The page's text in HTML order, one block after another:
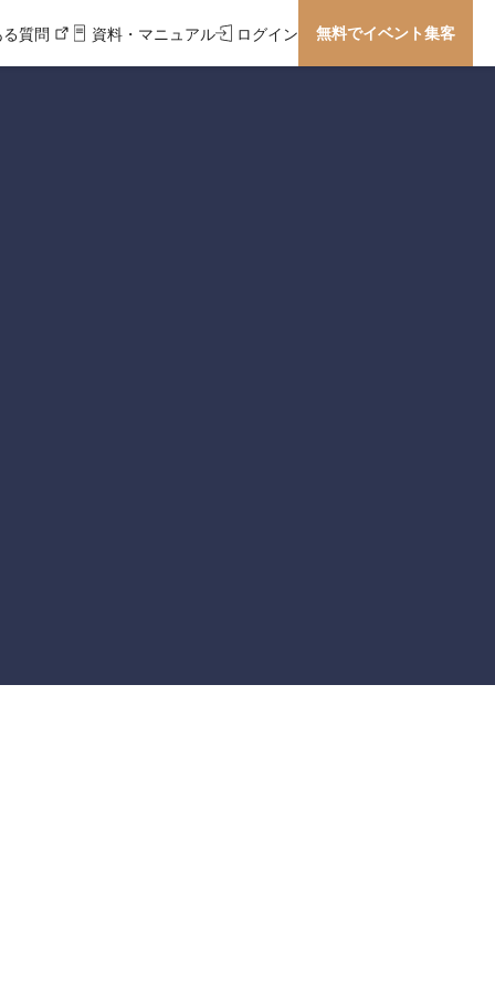
質問 資料・マニュアル ログイン 無料でイベント集客